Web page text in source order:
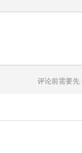
评论前需要先